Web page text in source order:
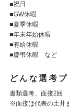
■祝⽇
■GW休暇
■夏季休暇
■年末年始休暇
■有給休暇
■慶弔休暇 など
どんな選考
書類選考、面接2回
※面接は代表の土井